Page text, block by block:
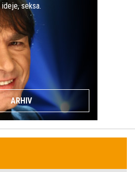
ideje, seksa.
ARHIV